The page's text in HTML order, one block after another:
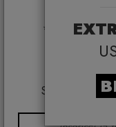
*Coupon non
Smeg,
Franke,
Samsung,
Kintsugi Piatto da